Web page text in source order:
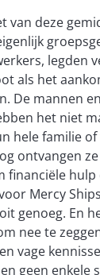
van deze
legden
als het
De mannen
het niet
hele familie
ontvangen
financiële
Mercy
genoeg. En
nee te
vage
geen enkele